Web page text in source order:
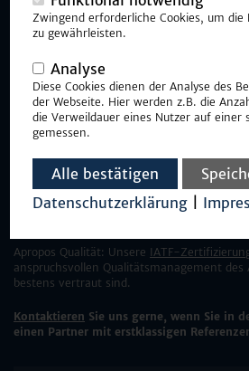
Versierter
Serienfertigung
Auf Wunsch agieren wir als
weitere Zulieferer, etwa im Bereich der
organisiert und steuert. Die Fertigungstiefe
Nur einzelne Prozesse wie die KLT-
entsprechend an auditierte oder
Selbstverständlich können wir ebenso die
Apropos Qualität: Unsere IATF-
anspruchsvollen Qualitätsmanagement
bestens vertraut sind.
Kontaktieren Sie uns gerne, wenn Sie in
einen Partner mit erstklassigen
Zwingend erforderliche Cookies, um die
zu gewährleisten.
Analyse
Diese Cookies dienen der Analyse des
der Webseite. Hier werden z.B. die
die Verweildauer eines Nutzer auf einer
gemessen.
Alle bestätigen
Datenschutzerklärung